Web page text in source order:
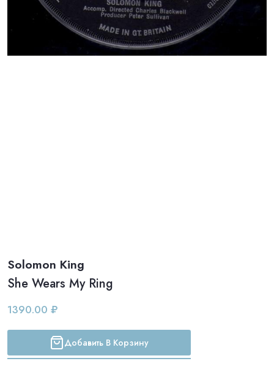
Solomon King
She Wears My Ring
1390.00 ₽
Добавить В Корзину